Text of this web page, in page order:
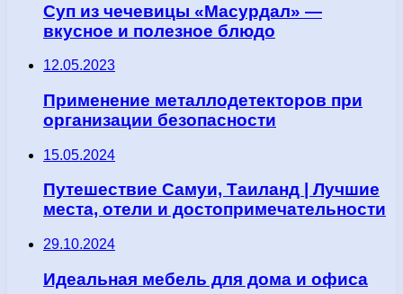
Суп из чечевицы «Масурдал» —
вкусное и полезное блюдо
12.05.2023
Применение металлодетекторов при
организации безопасности
15.05.2024
Путешествие Самуи, Таиланд | Лучшие
места, отели и достопримечательности
29.10.2024
Идеальная мебель для дома и офиса